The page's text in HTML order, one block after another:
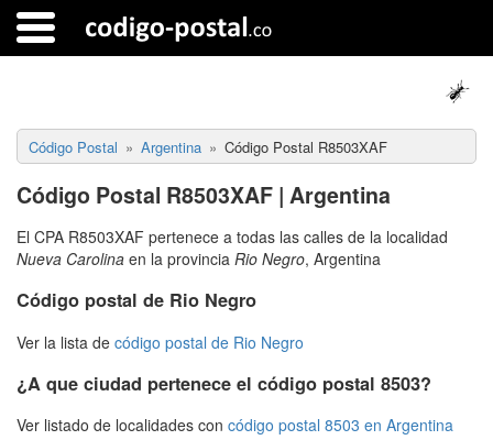
Código Postal Argentina Código Postal R8503XAF
Código Postal R8503XAF | Argentina
El CPA R8503XAF pertenece a todas las calles de la localidad
Nueva Carolina en la provincia Rio Negro, Argentina
Código postal de Rio Negro
Ver la lista de código postal de Rio Negro
¿A que ciudad pertenece el código postal 8503?
Ver listado de localidades con código postal 8503 en Argentina